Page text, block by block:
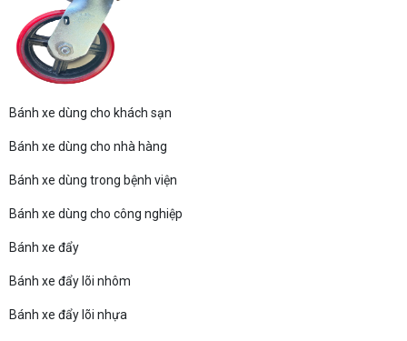
Bánh xe dùng cho khách sạn
Bánh xe dùng cho nhà hàng
Bánh xe dùng trong bệnh viện
Bánh xe dùng cho công nghiệp
Bánh xe đẩy
Bánh xe đẩy lõi nhôm
Bánh xe đẩy lõi nhựa